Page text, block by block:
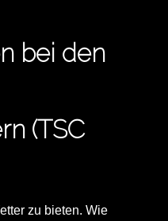
bei den
(TSC
zu bieten. Wie